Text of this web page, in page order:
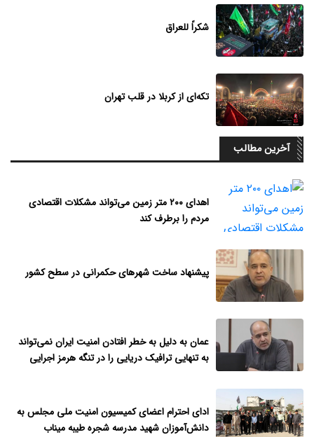
شکراً للعراق
تکه‌ای از کربلا در قلب تهران
آخرین مطالب
اهدای ۲۰۰ متر زمین می‌تواند مشکلات اقتصادی
مردم را برطرف کند
پیشنهاد ساخت شهرهای حکمرانی در سطح کشور
عمان به دلیل به خطر افتادن امنیت ایران نمی‌تواند
به تنهایی ترافیک دریایی را در تنگه هرمز اجرایی
ادای احترام اعضای کمیسیون امنیت ملی مجلس به
دانش‌آموزان شهید مدرسه شجره طیبه میناب